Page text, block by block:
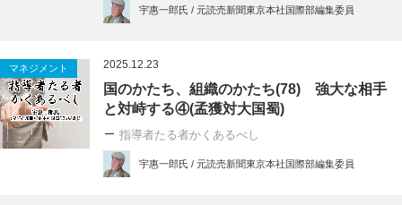
宇惠一郎氏 / 元読売新聞東京本社国際部編集委員
マネジメント 2025.12.23
国のかたち、組織のかたち(78) 強大な相手
と対峙する④(孟獲対大国蜀)
指導者たる者かくあるべし
宇惠一郎氏 / 元読売新聞東京本社国際部編集委員